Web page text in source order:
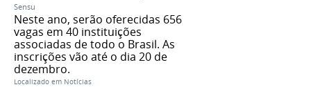
Sensu
Neste ano, serão oferecidas 656
vagas em 40 instituições
associadas de todo o Brasil. As
inscrições vão até o dia 20 de
dezembro.
Localizado em Notícias